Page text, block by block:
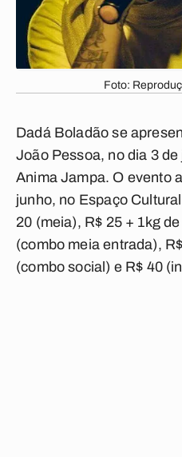
Foto:
Dadá Boladão se
João Pessoa, no dia 3
Anima Jampa. O evento
junho, no Espaço
20 (meia), R$ 25 + 1kg
(combo meia entrada),
(combo social) e R$ 40